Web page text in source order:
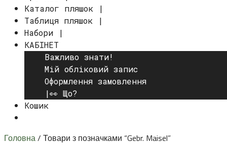
Каталог пляшок |
Таблиця пляшок |
Набори |
КАБІНЕТ
Важливо знати!
Мій обліковий запис
Оформлення замовлення
|👀 Що?
Кошик
Головна/ Товари з позначками “Gebr. Maisel”